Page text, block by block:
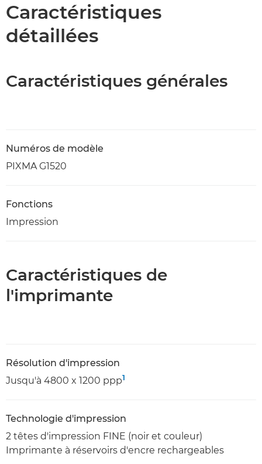
Caractéristiques
détaillées
Caractéristiques générales
Numéros de modèle
PIXMA G1520
Fonctions
Impression
Caractéristiques de
l'imprimante
Résolution d'impression
Jusqu'à 4800 x 1200 ppp1
Technologie d'impression
2 têtes d'impression FINE (noir et couleur)
Imprimante à réservoirs d'encre rechargeables